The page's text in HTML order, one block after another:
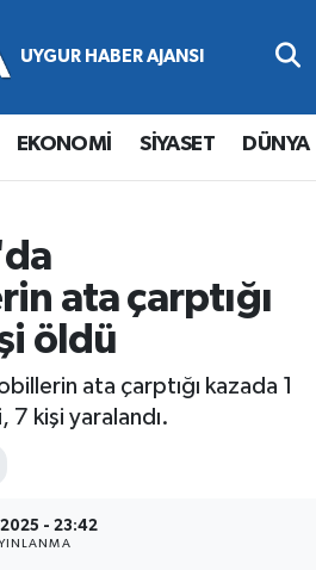
EKONOMİ SİYASET DÜNYA
ata çarptığı
öldü
ata çarptığı kazada 1
7 kişi yaralandı.
- 23:42
ve Fikstür